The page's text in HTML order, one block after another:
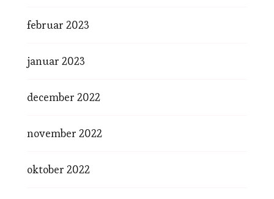
februar 2023
januar 2023
december 2022
november 2022
oktober 2022